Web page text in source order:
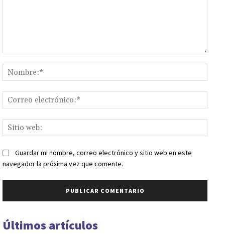
web:
Guardar mi nombre, correo electrónico y sitio web en este
navegador la próxima vez que comente.
Últimos artículos